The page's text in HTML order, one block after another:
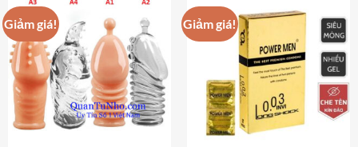
Giảm giá! Giảm giá!